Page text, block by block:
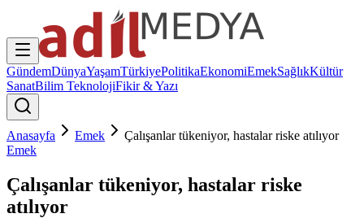
GündemDünyaYaşamTürkiyePolitikaEkonomiEmekSağlıkKültür
SanatBilim TeknolojiFikir & Yazı
Anasayfa Emek
Çalışanlar tükeniyor, hastalar riske atılıyor
Emek
Çalışanlar tükeniyor, hastalar riske
atılıyor